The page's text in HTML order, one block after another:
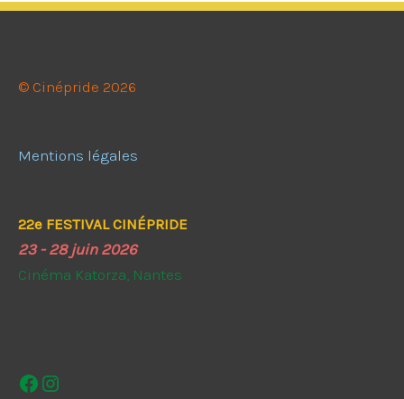
© Cinépride 2026
Mentions légales
22e FESTIVAL CINÉPRIDE
23 - 28 juin 2026
Cinéma Katorza, Nantes
Facebook
Instagram